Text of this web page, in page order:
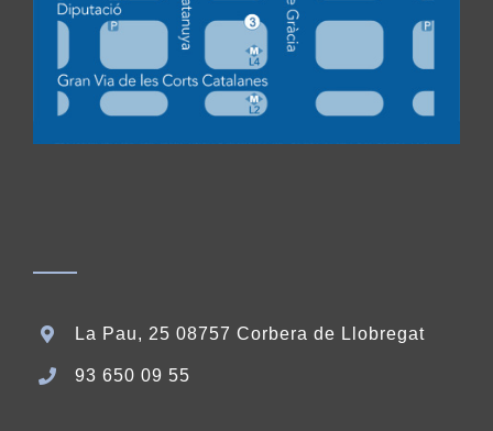
La Pau, 25 08757 Corbera de Llobregat
93 650 09 55